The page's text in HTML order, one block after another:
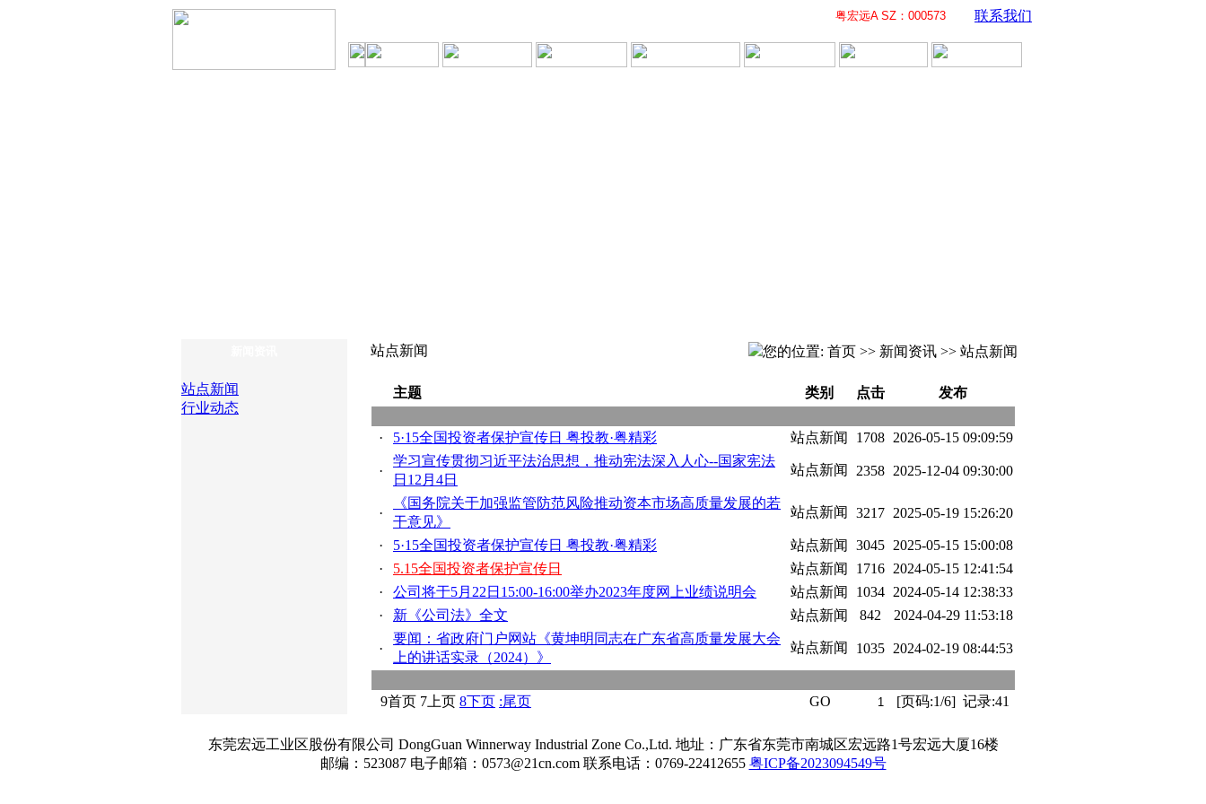
粤宏远A SZ：000573 联系我们
站点新闻
行业动态
站点新闻 您的位置: 首页 >> 新闻资讯 >> 站点新闻
主题 类别 点击 发布
· 5·15全国投资者保护宣传日 粤投教·粤精彩 站点新闻 1708 2026-05-15 09:09:59
·
学习宣传贯彻习近平法治思想，推动宪法深入人心--国家宪法
日12月4日
站点新闻 2358 2025-12-04 09:30:00
·
《国务院关于加强监管防范风险推动资本市场高质量发展的若
干意见》
站点新闻 3217 2025-05-19 15:26:20
· 5·15全国投资者保护宣传日 粤投教·粤精彩 站点新闻 3045 2025-05-15 15:00:08
·
5.15全国投资者保护宣传日 站点新闻 1716 2024-05-15 12:41:54
·
公司将于5月22日15:00-16:00举办2023年度网上业绩说明会 站点新闻 1034 2024-05-14 12:38:33
·
新《公司法》全文 站点新闻 842 2024-04-29 11:53:18
·
要闻：省政府门户网站《黄坤明同志在广东省高质量发展大会
上的讲话实录（2024）》
站点新闻 1035 2024-02-19 08:44:53
9首页 7 上页 8下页 :尾页 GO [页码:1/6] 记录:41
东莞宏远工业区股份有限公司 DongGuan Winnerway Industrial Zone Co.,Ltd. 地址：广东省东莞市南城区宏远路1号宏远大厦16楼
邮编：523087 电子邮箱：0573@21cn.com 联系电话：0769-22412655 粤ICP备2023094549号